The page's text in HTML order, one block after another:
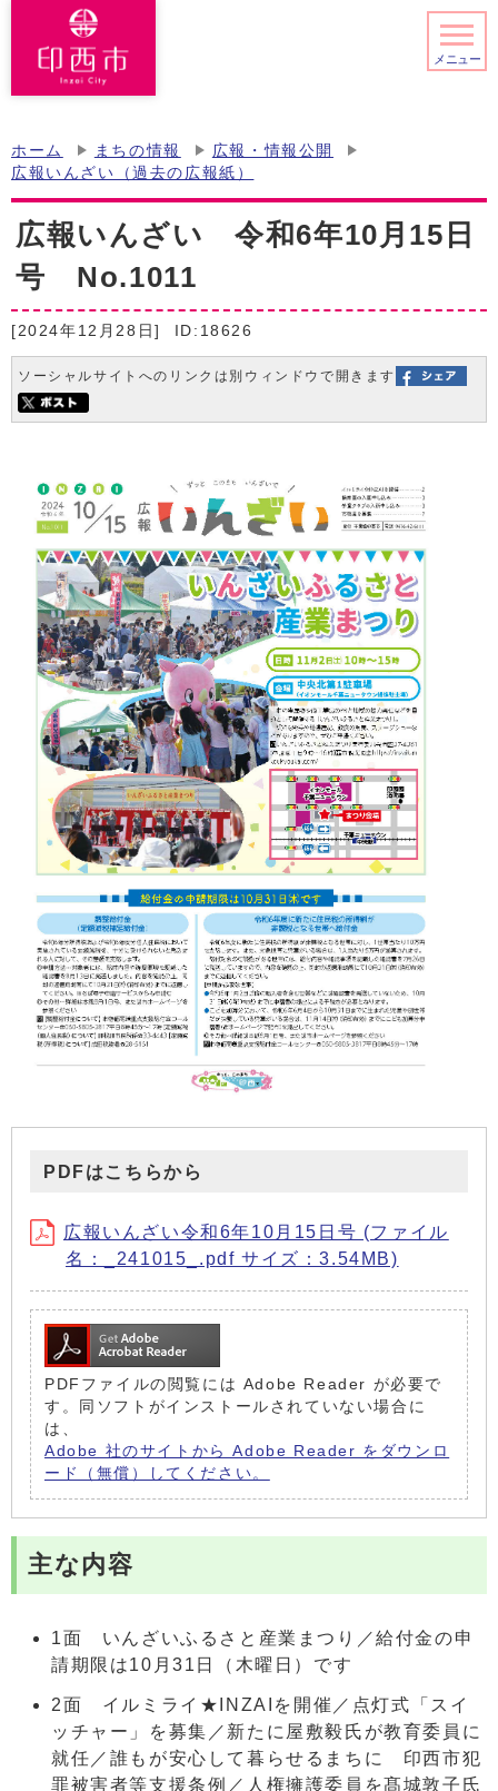
メニュー
ホーム まちの情報
広報・情報公開
広報いんざい（過去の広報紙）
広報いんざい 令和6年10月15日
号 No.1011
[2024年12月28日] ID:18626
ソーシャルサイトへのリンクは別ウィンドウで開きます
PDFはこちらから
広報いんざい令和6年10月15日号 (ファイル
名：_241015_.pdf サイズ：3.54MB)
PDFファイルの閲覧には Adobe Reader が必要で
す。同ソフトがインストールされていない場合に
は、
Adobe 社のサイトから Adobe Reader をダウンロ
ード（無償）してください。
主な内容
1面 いんざいふるさと産業まつり／給付金の申
請期限は10月31日（木曜日）です
2面 イルミライ★INZAIを開催／点灯式「スイ
ッチャー」を募集／新たに屋敷毅氏が教育委員に
就任／誰もが安心して暮らせるまちに 印西市犯
罪被害者等支援条例／人権擁護委員を髙城敦子氏